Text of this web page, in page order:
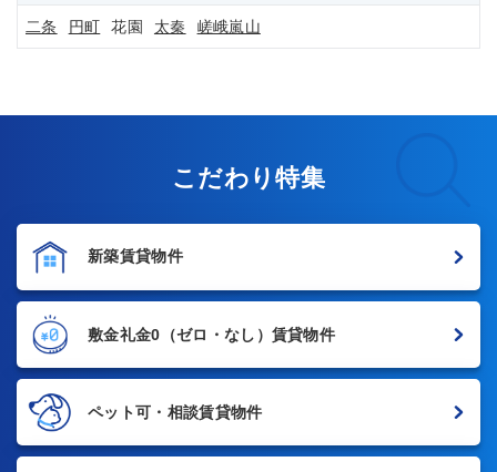
二条 円町 花園 太秦 嵯峨嵐山
こだわり特集
新築賃貸物件
敷金礼金0 （ゼロ・なし）賃貸物件
ペット可・相談賃貸物件